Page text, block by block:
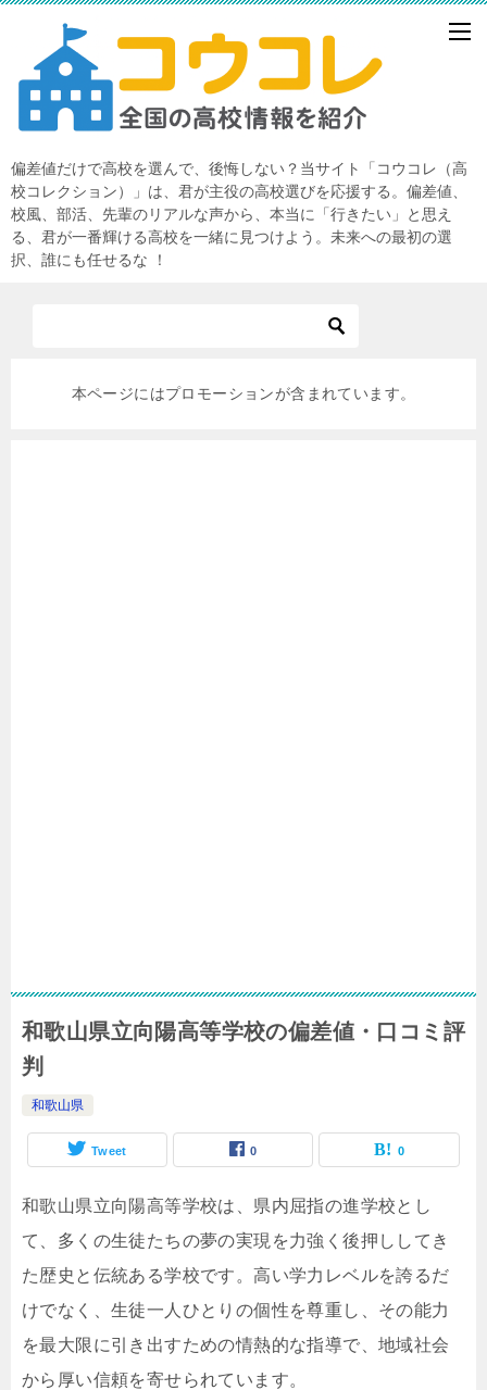
偏差値だけで高校を選んで、後悔しない？当サイト「コウコレ（高
校コレクション）」は、君が主役の高校選びを応援する。偏差値、
校風、部活、先輩のリアルな声から、本当に「行きたい」と思え
る、君が一番輝ける高校を一緒に見つけよう。未来への最初の選
択、誰にも任せるな ！
本ページにはプロモーションが含まれています。
和歌山県立向陽高等学校の偏差値・口コミ評
判
和歌山県
Tweet 0 0
和歌山県立向陽高等学校は、県内屈指の進学校とし
て、多くの生徒たちの夢の実現を力強く後押ししてき
た歴史と伝統ある学校です。高い学力レベルを誇るだ
けでなく、生徒一人ひとりの個性を尊重し、その能力
を最大限に引き出すための情熱的な指導で、地域社会
から厚い信頼を寄せられています。